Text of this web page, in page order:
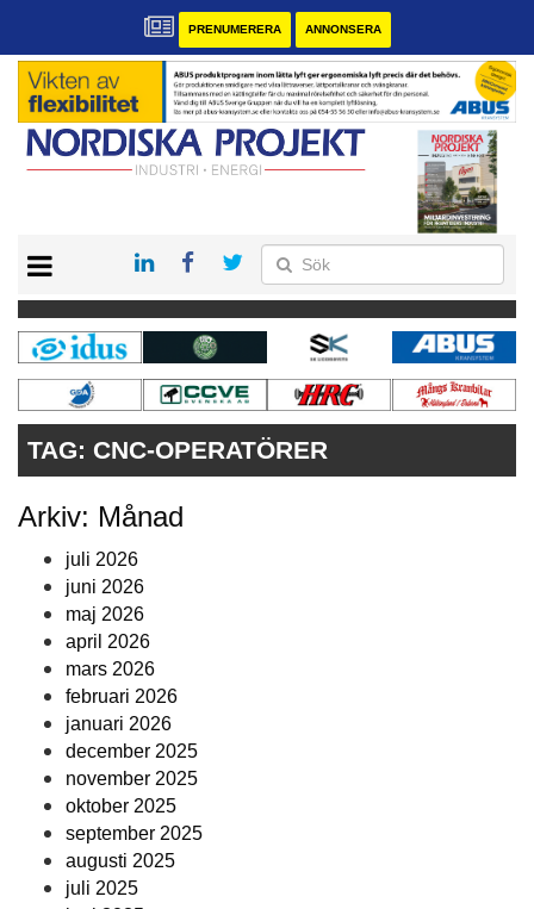
PRENUMERERA ANNONSERA
KONTAKT
VÅRA ANDRA MAGASIN
PRENUMERERA
ANNONSERA
TAG: CNC-OPERATÖRER
Arkiv: Månad
juli 2026
juni 2026
maj 2026
april 2026
mars 2026
februari 2026
januari 2026
december 2025
november 2025
oktober 2025
september 2025
augusti 2025
juli 2025